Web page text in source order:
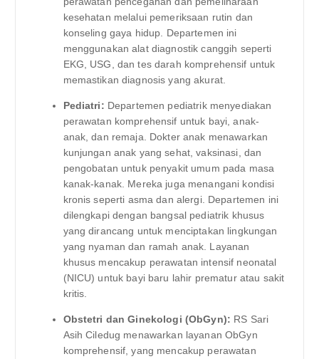
kesehatan melalui pemeriksaan rutin dan
konseling gaya hidup. Departemen ini
menggunakan alat diagnostik canggih seperti
EKG, USG, dan tes darah komprehensif untuk
memastikan diagnosis yang akurat.
Pediatri: Departemen pediatrik menyediakan
perawatan komprehensif untuk bayi, anak-
anak, dan remaja. Dokter anak menawarkan
kunjungan anak yang sehat, vaksinasi, dan
pengobatan untuk penyakit umum pada masa
kanak-kanak. Mereka juga menangani kondisi
kronis seperti asma dan alergi. Departemen ini
dilengkapi dengan bangsal pediatrik khusus
yang dirancang untuk menciptakan lingkungan
yang nyaman dan ramah anak. Layanan
khusus mencakup perawatan intensif neonatal
(NICU) untuk bayi baru lahir prematur atau sakit
kritis.
Obstetri dan Ginekologi (ObGyn): RS Sari
Asih Ciledug menawarkan layanan ObGyn
komprehensif, yang mencakup perawatan